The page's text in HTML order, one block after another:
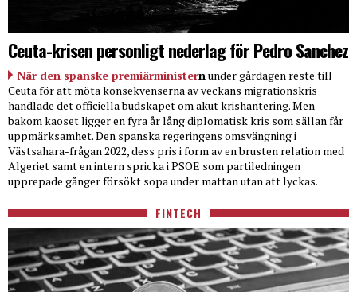
Ceuta-krisen personligt nederlag för Pedro Sanchez
När den spanske premiärministernunder gårdagen reste till
Ceuta för att möta konsekvenserna av veckans migrationskris
handlade det officiella budskapet om akut krishantering. Men
bakom kaoset ligger en fyra år lång diplomatisk kris som sällan får
uppmärksamhet. Den spanska regeringens omsvängning i
Västsahara-frågan 2022, dess pris i form av en brusten relation med
Algeriet samt en intern spricka i PSOE som partiledningen
upprepade gånger försökt sopa under mattan utan att lyckas.
FINTECH